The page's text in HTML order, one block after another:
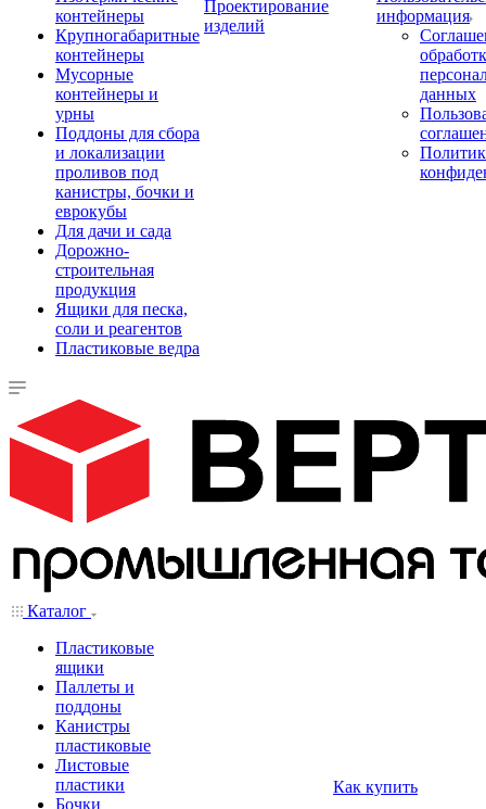
контейнеры
Крупногабаритные
контейнеры
Мусорные
контейнеры и
урны
Поддоны для сбора
и локализации
проливов под
канистры, бочки и
еврокубы
Для дачи и сада
Дорожно-
строительная
продукция
Ящики для песка,
соли и реагентов
Пластиковые ведра
Проектирование
изделий
информация
данных
Каталог
Пластиковые
ящики
Паллеты и
поддоны
Канистры
пластиковые
Листовые
пластики
Бочки
Как купить